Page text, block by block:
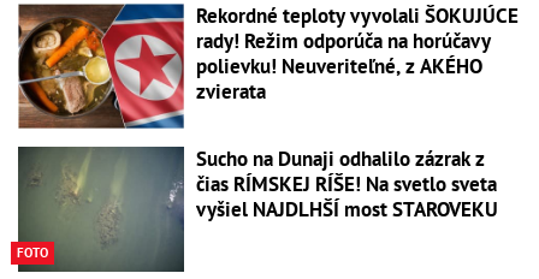
Rekordné teploty vyvolali ŠOKUJÚCE
rady! Režim odporúča na horúčavy
polievku! Neuveriteľné, z AKÉHO
zvierata
FOTO
Sucho na Dunaji odhalilo zázrak z
čias RÍMSKEJ RÍŠE! Na svetlo sveta
vyšiel NAJDLHŠÍ most STAROVEKU